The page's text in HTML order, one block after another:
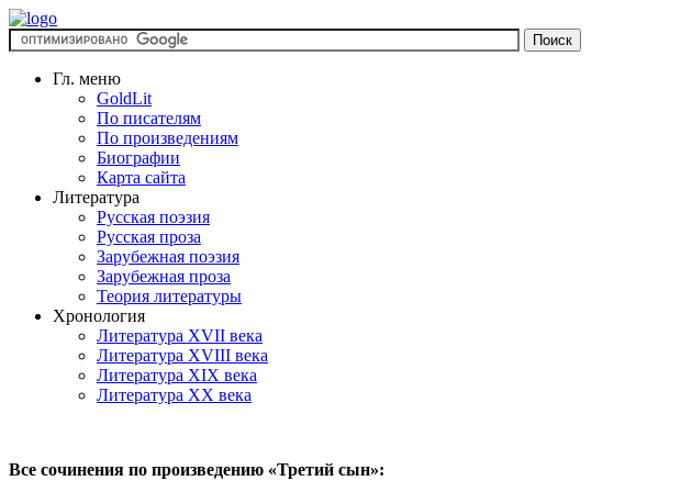
Гл. меню
GoldLit
По писателям
По произведениям
Биографии
Карта сайта
Литература
Русская поэзия
Русская проза
Зарубежная поэзия
Зарубежная проза
Теория литературы
Хронология
Литература XVII века
Литература XVIII века
Литература XIX века
Литература XX века
Все сочинения по произведению «Третий сын»: